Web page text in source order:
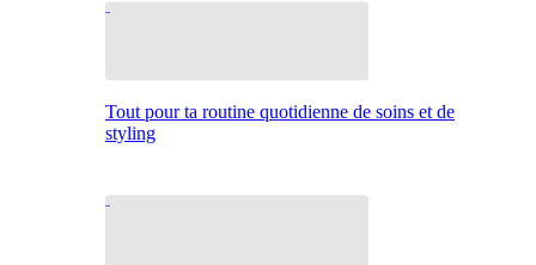
Tout pour ta routine quotidienne de soins et de
styling